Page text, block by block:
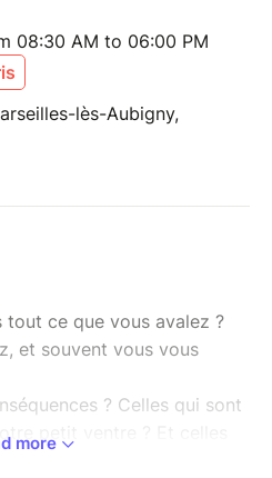
08:30 AM to 06:00 PM
lès-Aubigny,
ce que vous avalez ?
et souvent vous vous
? Celles qui sont
petit ventre ? Et celles
more